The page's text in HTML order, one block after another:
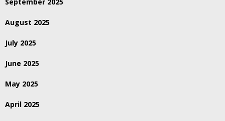
September 2025
August 2025
July 2025
June 2025
May 2025
April 2025